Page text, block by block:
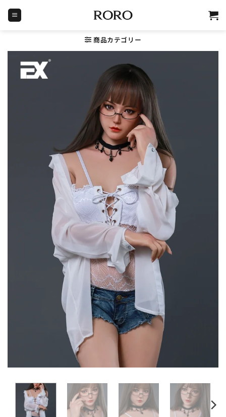
content
商品カテゴリー